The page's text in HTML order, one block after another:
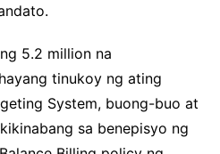
5.2 million na
tinukoy ng ating
System, buong-buo at
sa benepisyo ng